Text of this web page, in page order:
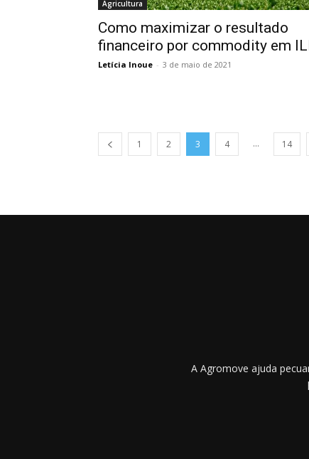
Agricultura
Como maximizar o resultado
financeiro por commodity em
Letícia Inoue - 3 de maio de 2021
1 2 3 4 ... 14
A Agromove ajuda